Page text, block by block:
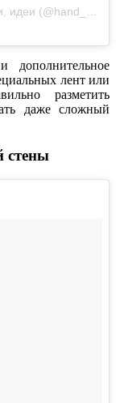
лент или
разметить
даже сложный
стены